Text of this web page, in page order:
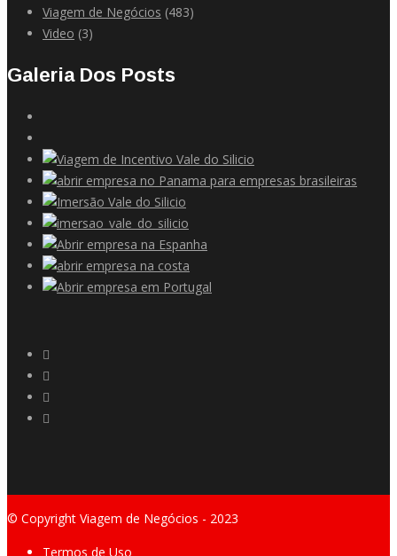
Viagem de Negócios (483)
Video (3)
Galeria Dos Posts
© Copyright Viagem de Negócios - 2023
Termos de Uso